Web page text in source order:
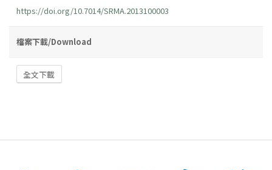
https://doi.org/10.7014/SRMA.2013100003
檔案下載/Download
全文下載